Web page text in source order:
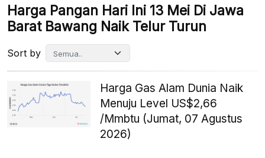
Harga Pangan Hari Ini 13 Mei Di Jawa
Barat Bawang Naik Telur Turun
Sort by
Harga Gas Alam Dunia Naik
Menuju Level US$2,66
/Mmbtu (Jumat, 07 Agustus
2026)